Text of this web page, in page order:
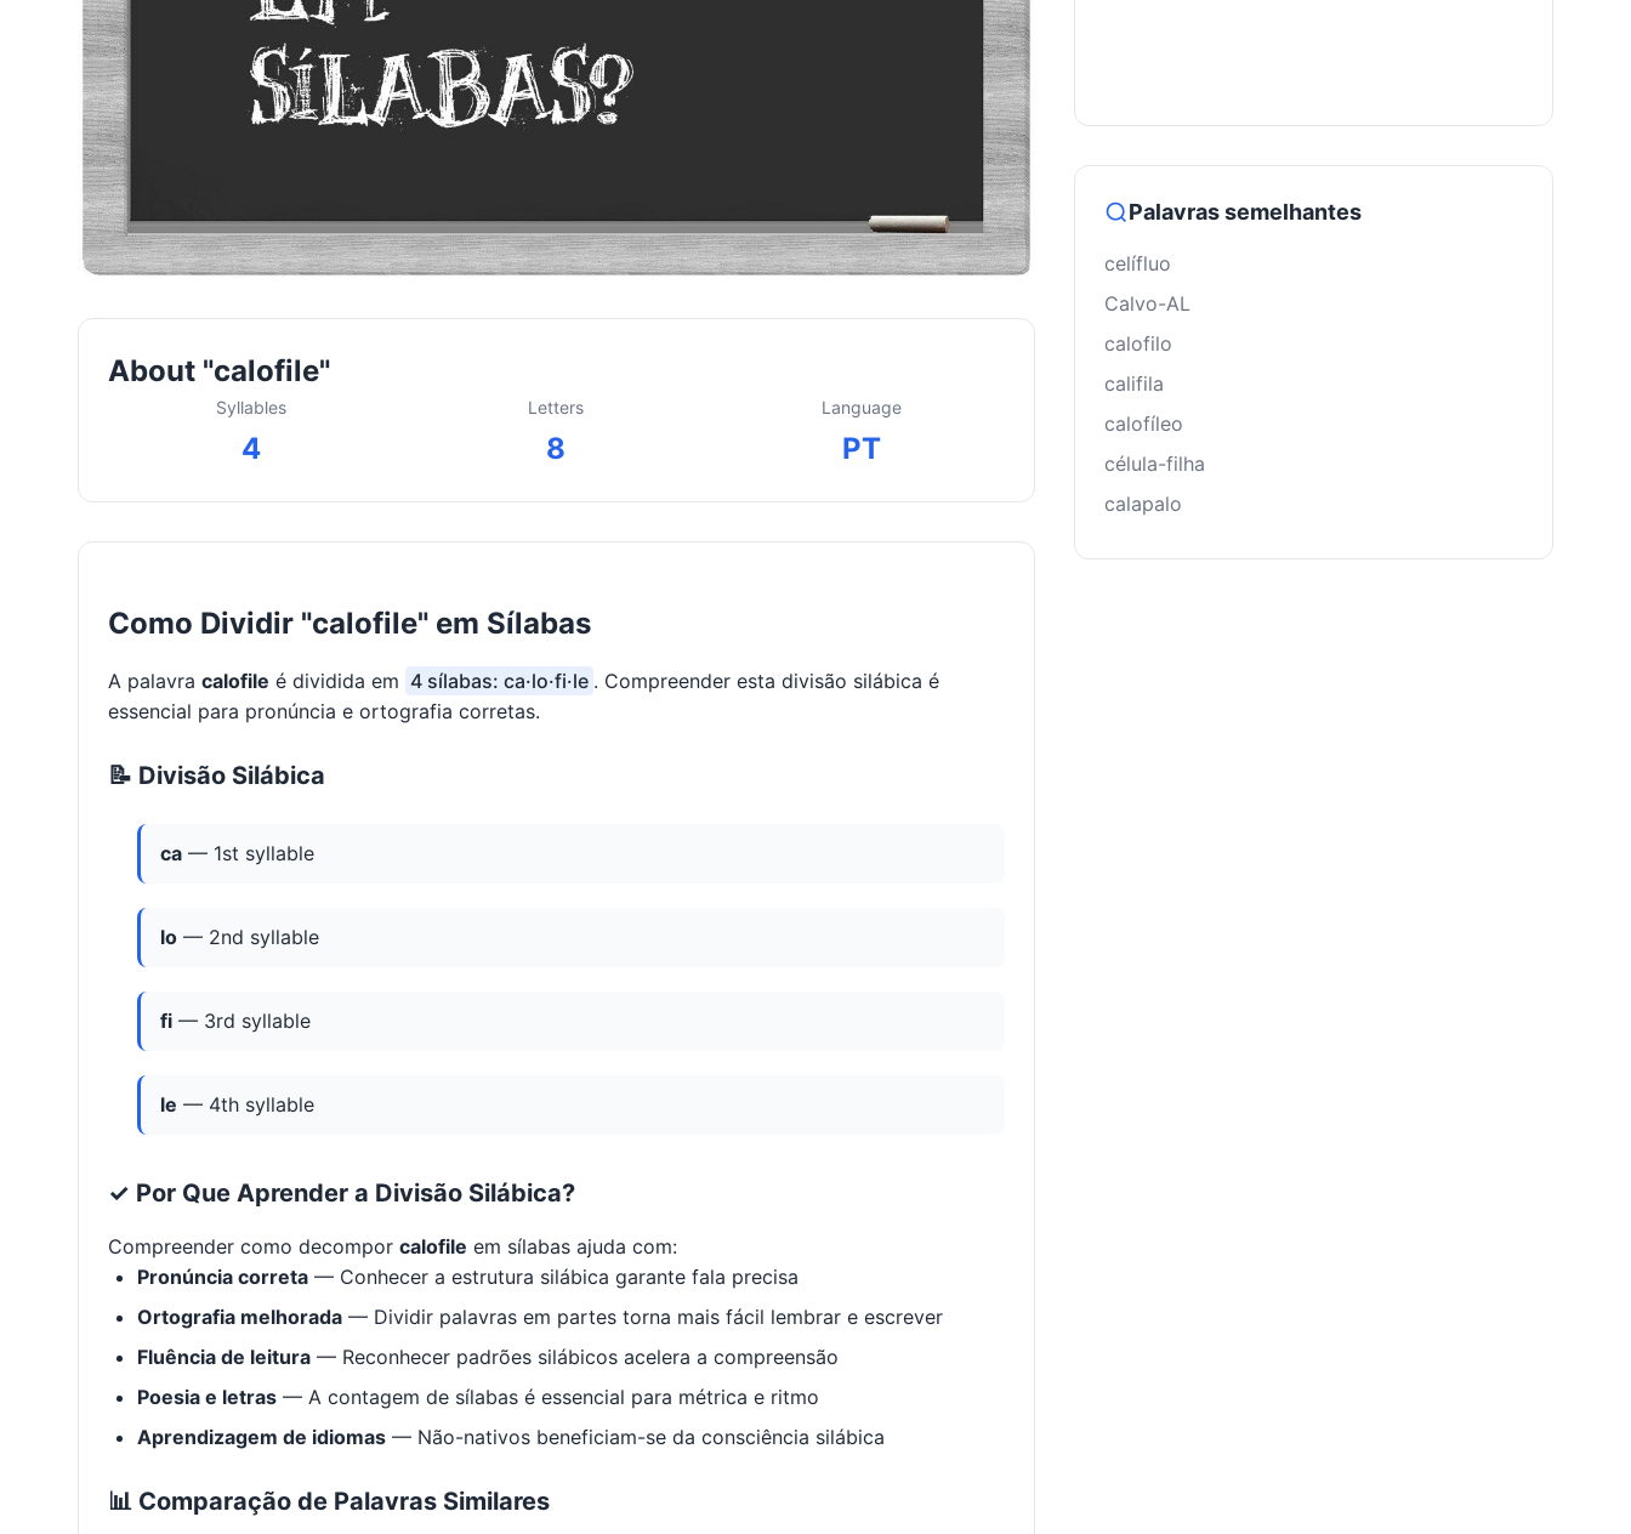
About "calofile"
Syllables
4
Letters
8
Language
PT
Como Dividir "calofile" em Sílabas
A palavra calofile é dividida em 4 sílabas: ca·lo·fi·le . Compreender esta divisão silábica é
essencial para pronúncia e ortografia corretas.
📝 Divisão Silábica
ca — 1st syllable
lo — 2nd syllable
fi — 3rd syllable
le — 4th syllable
✓ Por Que Aprender a Divisão Silábica?
Compreender como decompor calofile em sílabas ajuda com:
Pronúncia correta — Conhecer a estrutura silábica garante fala precisa
Ortografia melhorada — Dividir palavras em partes torna mais fácil lembrar e escrever
Fluência de leitura — Reconhecer padrões silábicos acelera a compreensão
Poesia e letras — A contagem de sílabas é essencial para métrica e ritmo
Aprendizagem de idiomas — Não-nativos beneficiam-se da consciência silábica
📊 Comparação de Palavras Similares
Palavras semelhantes
celífluo
Calvo-AL
calofilo
califila
calofíleo
célula-filha
calapalo